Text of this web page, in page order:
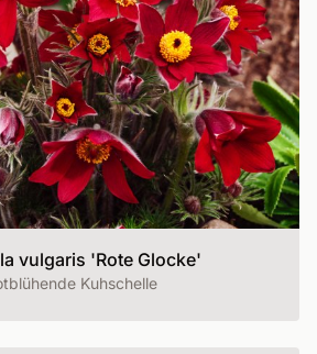
vulgaris 'Rote Glocke'
Kuhschelle